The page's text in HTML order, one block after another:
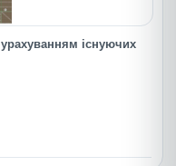
урахуванням існуючих